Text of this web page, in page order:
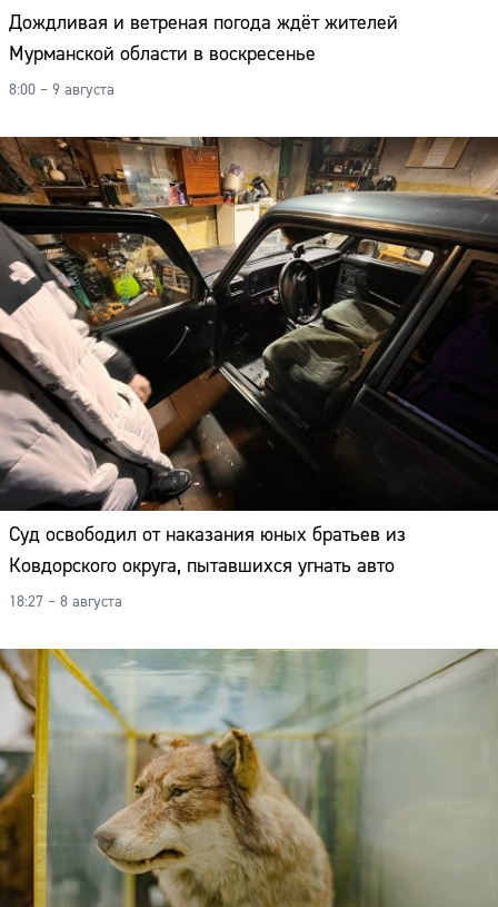
Дождливая и ветреная погода ждёт жителей
Мурманской области в воскресенье
8:00 – 9 августа
Суд освободил от наказания юных братьев из
Ковдорского округа, пытавшихся угнать авто
18:27 – 8 августа